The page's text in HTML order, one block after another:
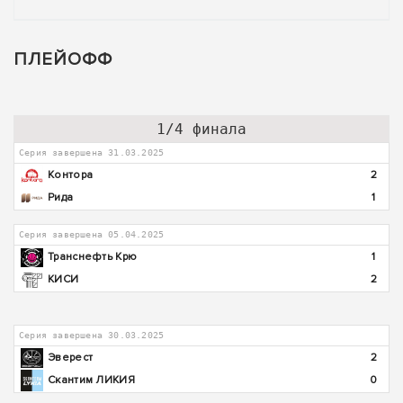
ПЛЕЙОФФ
1/4 финала
Серия завершена 31.03.2025
Контора
2
Рида
1
Серия завершена 05.04.2025
Транснефть Крю
1
КИСИ
2
Серия завершена 30.03.2025
Эверест
2
Скантим ЛИКИЯ
0